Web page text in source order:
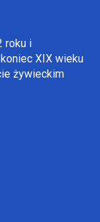
roku i
XIX wieku
żywieckim